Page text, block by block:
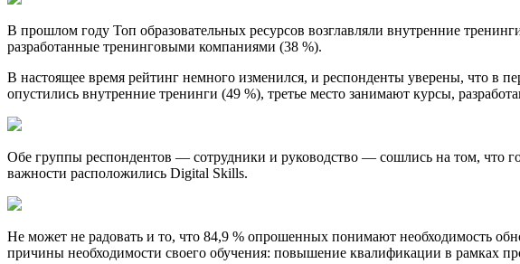
В прошлом году Топ образовательных ресурсов возглавляли внутренние
разработанные тренинговыми компаниями (38 %).
В настоящее время рейтинг немного изменился, и респонденты уверены, что в
опустились внутренние тренинги (49 %), третье место занимают курсы,
Обе группы респондентов — сотрудники и руководство — сошлись на том, что
важности расположились Digital Skills.
Не может не радовать и то, что 84,9 % опрошенных понимают необходимость
причины необходимости своего обучения: повышение квалификации в рамках